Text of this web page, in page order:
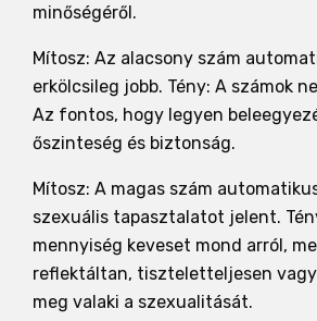
minőségéről.
Mítosz: Az alacsony szám
erkölcsileg jobb. Tény: A számok
Az fontos, hogy legyen
őszinteség és biztonság.
Mítosz: A magas szám
szexuális tapasztalatot jelent.
mennyiség keveset mond arról,
reflektáltan, tiszteletteljesen
meg valaki a szexualitását.